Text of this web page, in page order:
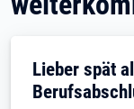
Lieber spät